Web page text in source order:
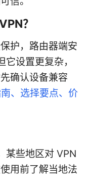
？
护，路由器端安
设置更复杂，
确认设备兼容
、选择要点、价
某些地区对 VPN
用前了解当地法